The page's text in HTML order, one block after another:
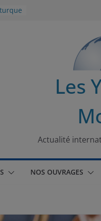
Les
Actualité
NOS OUVRAGES